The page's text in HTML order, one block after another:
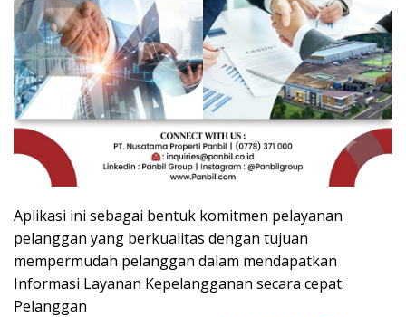
Aplikasi ini sebagai bentuk komitmen pelayanan
pelanggan yang berkualitas dengan tujuan
mempermudah pelanggan dalam mendapatkan
Informasi Layanan Kepelangganan secara cepat.
Pelanggan